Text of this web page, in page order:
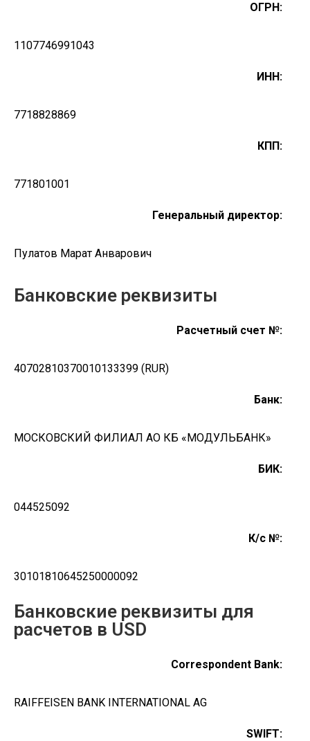
ОГРН:
1107746991043
ИНН:
7718828869
КПП:
771801001
Генеральный директор:
Пулатов Марат Анварович
Банковские реквизиты
Расчетный счет №:
40702810370010133399 (RUR)
Банк:
МОСКОВСКИЙ ФИЛИАЛ АО КБ «МОДУЛЬБАНК»
БИК:
044525092
К/с №:
30101810645250000092
Банковские реквизиты для
расчетов в USD
Correspondent Bank:
RAIFFEISEN BANK INTERNATIONAL AG
SWIFT: